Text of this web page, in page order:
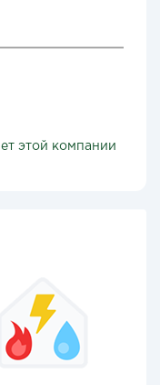
этой компании